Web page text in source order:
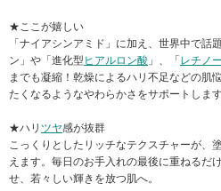
★ここが嬉しい
「ナイアシンアミド」に加え、世界中で話
ン」や「進化型 ヒアルロン酸 」、「 レチノ
までも凝縮！乾燥によるハリ不足などの肌
たくなるようなやわらかさをサポートします
★ハリ ツヤ感が抜群
こっくりとしたリッチなテクスチャーが、
えます。毎日のお手入れの最後に重ねるだ
せ、若々しい輝きを放つ肌へ。